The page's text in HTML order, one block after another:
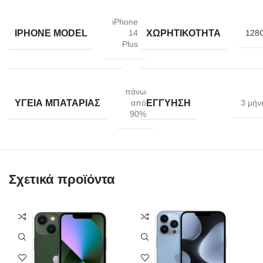
IPHONE MODEL
iPhone
14
Plus
ΧΩΡΗΤΙΚΌΤΗΤΑ
ΥΓΕΊΑ ΜΠΑΤΑΡΊΑΣ
πάνω
από
90%
ΕΓΓΎΗΣΗ 3
Σχετικά προϊόντα